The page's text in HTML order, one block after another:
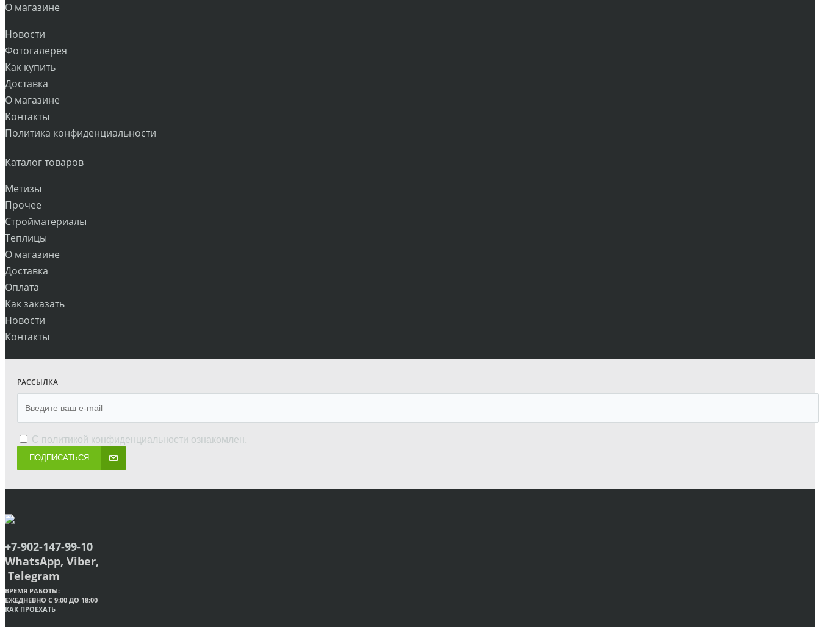
О магазине
Новости
Фотогалерея
Как купить
Доставка
О магазине
Контакты
Политика конфиденциальности
Каталог товаров
Метизы
Прочее
Стройматериалы
Теплицы
О магазине
Доставка
Оплата
Как заказать
Новости
Контакты
РАССЫЛКА
С политикой конфиденциальности ознакомлен.
ПОДПИСАТЬСЯ
+7-902-147-99-10
WhatsApp, Viber,
Telegram
ВРЕМЯ РАБОТЫ:
ЕЖЕДНЕВНО С 9:00 ДО 18:00
КАК ПРОЕХАТЬ